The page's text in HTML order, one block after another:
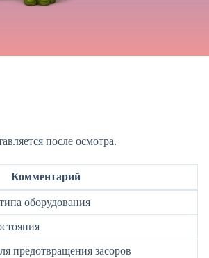
после осмотра.
Комментарий
оборудования
предотвращения засоров